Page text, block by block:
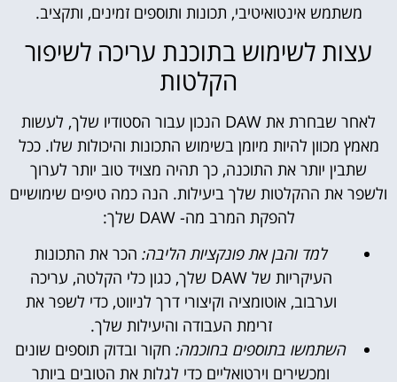
משתמש אינטואיטיבי, תכונות ותוספים זמינים, ותקציב.
עצות לשימוש בתוכנת עריכה לשיפור
הקלטות
לאחר שבחרת את DAW הנכון עבור הסטודיו שלך, לעשות
מאמץ מכוון להיות מיומן בשימוש התכונות והיכולות שלו. ככל
שתבין יותר את התוכנה, כך תהיה מצויד טוב יותר לערוך
ולשפר את ההקלטות שלך ביעילות. הנה כמה טיפים שימושיים
להפקת המרב מה- DAW שלך:
למד והבן את פונקציות הליבה: הכר את התכונות
העיקריות של DAW שלך, כגון כלי הקלטה, עריכה
וערבוב, אוטומציה וקיצורי דרך לניווט, כדי לשפר את
זרימת העבודה והיעילות שלך.
השתמשו בתוספים בחוכמה: חקור ובדוק תוספים שונים
ומכשירים וירטואליים כדי לגלות את הטובים ביותר